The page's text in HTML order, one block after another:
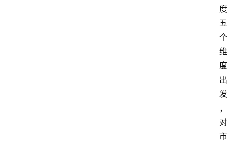
度
五
个
维
度
出
发
，
对
市